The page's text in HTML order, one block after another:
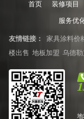
首页 装修项目
服务优
友情链接： 家具涂料价
楼出售 地板加盟 乌德